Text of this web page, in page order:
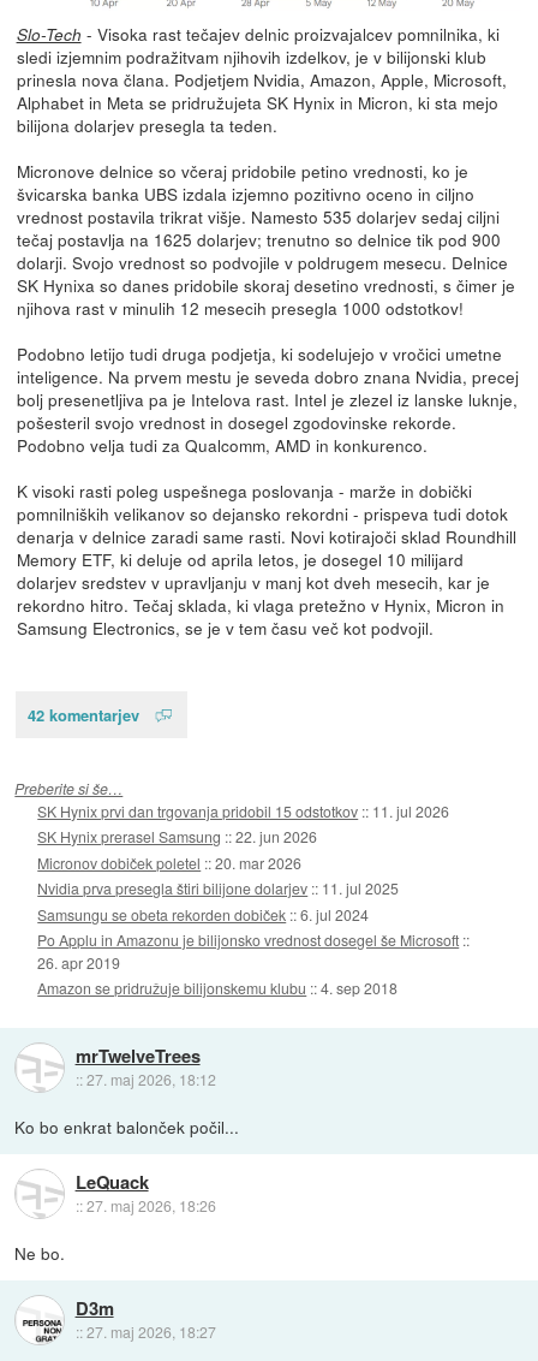
Slo-Tech - Visoka rast tečajev delnic proizvajalcev pomnilnika, ki
sledi izjemnim podražitvam njihovih izdelkov, je v bilijonski klub
prinesla nova člana. Podjetjem Nvidia, Amazon, Apple, Microsoft,
Alphabet in Meta se pridružujeta SK Hynix in Micron, ki sta mejo
bilijona dolarjev presegla ta teden.
Micronove delnice so včeraj pridobile petino vrednosti, ko je
švicarska banka UBS izdala izjemno pozitivno oceno in ciljno
vrednost postavila trikrat višje. Namesto 535 dolarjev sedaj ciljni
tečaj postavlja na 1625 dolarjev; trenutno so delnice tik pod 900
dolarji. Svojo vrednost so podvojile v poldrugem mesecu. Delnice
SK Hynixa so danes pridobile skoraj desetino vrednosti, s čimer je
njihova rast v minulih 12 mesecih presegla 1000 odstotkov!
Podobno letijo tudi druga podjetja, ki sodelujejo v vročici umetne
inteligence. Na prvem mestu je seveda dobro znana Nvidia, precej
bolj presenetljiva pa je Intelova rast. Intel je zlezel iz lanske luknje,
pošesteril svojo vrednost in dosegel zgodovinske rekorde.
Podobno velja tudi za Qualcomm, AMD in konkurenco.
K visoki rasti poleg uspešnega poslovanja - marže in dobički
pomnilniških velikanov so dejansko rekordni - prispeva tudi dotok
denarja v delnice zaradi same rasti. Novi kotirajoči sklad Roundhill
Memory ETF, ki deluje od aprila letos, je dosegel 10 milijard
dolarjev sredstev v upravljanju v manj kot dveh mesecih, kar je
rekordno hitro. Tečaj sklada, ki vlaga pretežno v Hynix, Micron in
Samsung Electronics, se je v tem času več kot podvojil.
42 komentarjev
Preberite si še…
SK Hynix prvi dan trgovanja pridobil 15 odstotkov :: 11. jul 2026
SK Hynix prerasel Samsung ::22. jun 2026
Micronov dobiček poletel ::20. mar 2026
Nvidia prva presegla štiri bilijone dolarjev :: 11. jul 2025
Samsungu se obeta rekorden dobiček ::6. jul 2024
Po Applu in Amazonu je bilijonsko vrednost dosegel še Microsoft ::
26. apr 2019
Amazon se pridružuje bilijonskemu klubu ::4. sep 2018
mrTwelveTrees
::27. maj 2026, 18:12
Ko bo enkrat balonček počil...
LeQuack
::27. maj 2026, 18:26
Ne bo.
D3m
::27. maj 2026, 18:27